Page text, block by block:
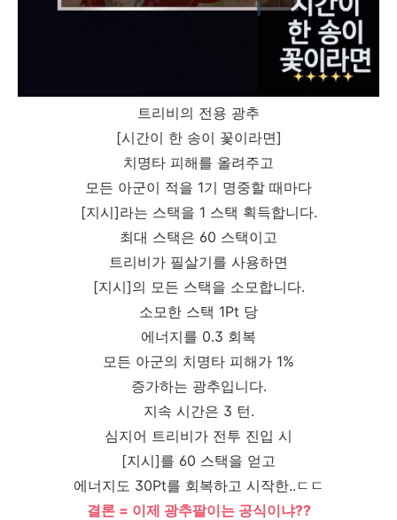
트리비의 전용 광추
[시간이 한 송이 꽃이라면]
치명타 피해를 올려주고
모든 아군이 적을 1기 명중할 때마다
[지시]라는 스택을 1 스택 획득합니다.
최대 스택은 60 스택이고
트리비가 필살기를 사용하면
[지시]의 모든 스택을 소모합니다.
소모한 스택 1Pt 당
에너지를 0.3 회복
모든 아군의 치명타 피해가 1%
증가하는 광추입니다.
지속 시간은 3 턴.
심지어 트리비가 전투 진입 시
[지시]를 60 스택을 얻고
에너지도 30Pt를 회복하고 시작한..ㄷㄷ
결론 = 이제 광추팔이는 공식이냐??